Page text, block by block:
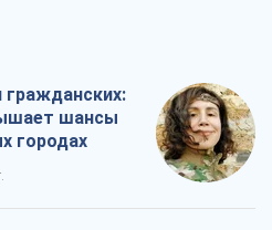
шансы
городах